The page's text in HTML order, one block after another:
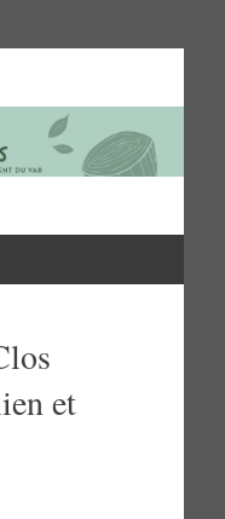
du Var
et